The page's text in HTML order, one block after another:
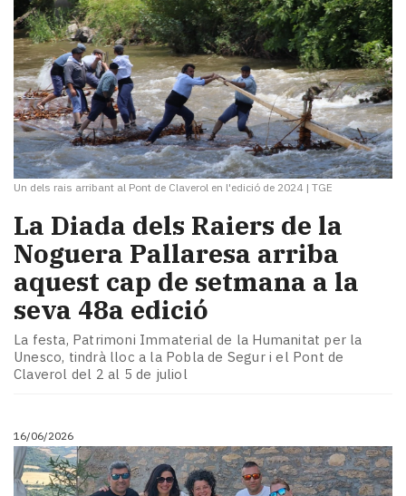
Un dels rais arribant al Pont de Claverol en l'edició de 2024 | TGE
La Diada dels Raiers de la
Noguera Pallaresa arriba
aquest cap de setmana a la
seva 48a edició
La festa, Patrimoni Immaterial de la Humanitat per la
Unesco, tindrà lloc a la Pobla de Segur i el Pont de
Claverol del 2 al 5 de juliol
16/06/2026